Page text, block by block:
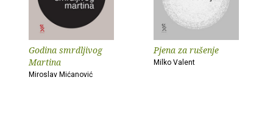
Godina smrdljivog
Martina
Miroslav Mićanović
Pjena za rušenje
Milko Valent